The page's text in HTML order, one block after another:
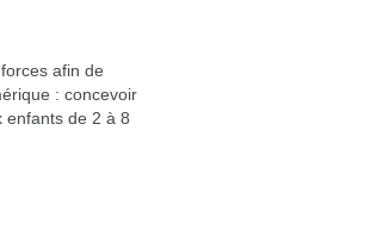
afin de
: concevoir
enfants de 2 à 8